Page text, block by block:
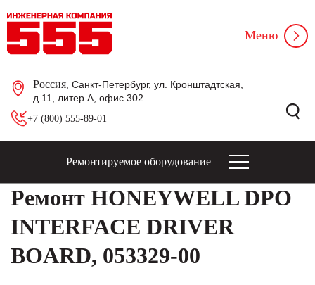
Россия , Санкт-Петербург, ул. Кронштадтская,
д.11, литер А, офис 302
+7 (800) 555-89-01
Меню
Ремонтируемое оборудование
Ремонт HONEYWELL DPO
INTERFACE DRIVER
BOARD, 053329-00